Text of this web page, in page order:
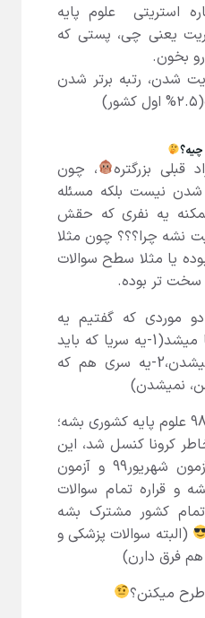
استریتی علوم پایه
یعنی چی، پستی که
بخون.
شدن، رتبه برتر شدن
چیه؟
قبلی بزرگتره
، چون
نیست بلکه مسئله
یه نفری که حقش
نشه چرا؟؟؟ چون مثلا
یا مثلا سطح سوالات
سخت تر بوده.
موردی که گفتیم یه
در حق یه سریا میشد(1-یه سریا که باید
پاس میشدن، پاس نمیشدن،2-یه سری هم که
نمیشدن)
قرار بود از آزمون اسفند 98 علوم پایه کشوری بشه؛
کرونا کنسل شد، این
شکل از برگزاری، برای آزمون شهریور99 و آزمون
و قراره تمام سوالات
کشور مشترک بشه
(البته سوالات پزشکی و
هم فرق دارن)
میکنن؟